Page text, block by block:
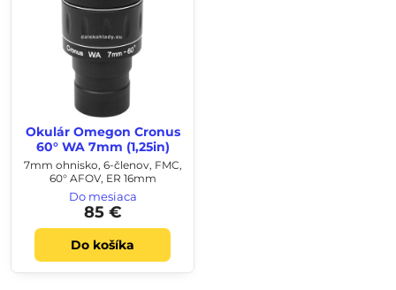
Okulár Omegon Cronus
60° WA 7mm (1,25in)
7mm ohnisko, 6-členov, FMC,
60° AFOV, ER 16mm
Do mesiaca
85 €
Do košíka